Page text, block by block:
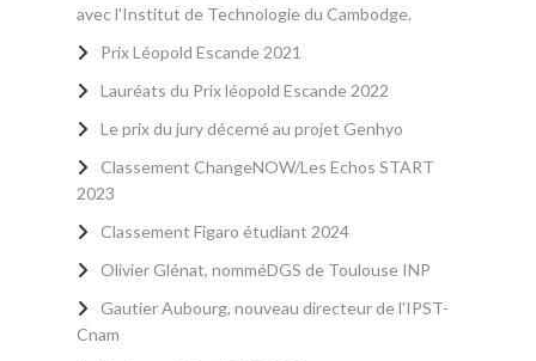
avec l'Institut de Technologie du Cambodge.
Prix Léopold Escande 2021
Lauréats du Prix léopold Escande 2022
Le prix du jury décerné au projet Genhyo
Classement ChangeNOW/Les Echos START
2023
Classement Figaro étudiant 2024
Olivier Glénat, nomméDGS de Toulouse INP
Gautier Aubourg, nouveau directeur de l'IPST-
Cnam